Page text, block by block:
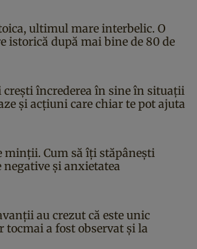
ultimul mare interbelic. O
istorică după mai bine de 80 de
crești încrederea în sine în situații
și acțiuni care chiar te pot ajuta
minții. Cum să îți stăpânești
și anxietatea
au crezut că este unic
tocmai a fost observat și la